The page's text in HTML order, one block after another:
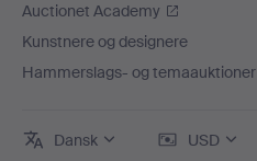
Auctionet Academy
Kunstnere og designere
Hammerslags- og temaauktioner
Dansk USD